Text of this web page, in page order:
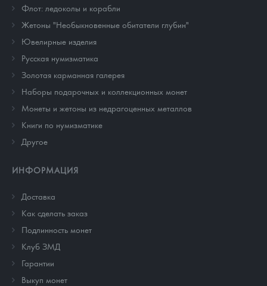
Флот: ледоколы и корабли
Жетоны "Необыкновенные обитатели глубин"
Ювелирные изделия
Русская нумизматика
Золотая карманная галерея
Наборы подарочных и коллекционных монет
Монеты и жетоны из недрагоценных металлов
Книги по нумизматике
Другое
ИНФОРМАЦИЯ
Доставка
Как сделать заказ
Подлинность монет
Клуб ЗМД
Гарантии
Выкуп монет